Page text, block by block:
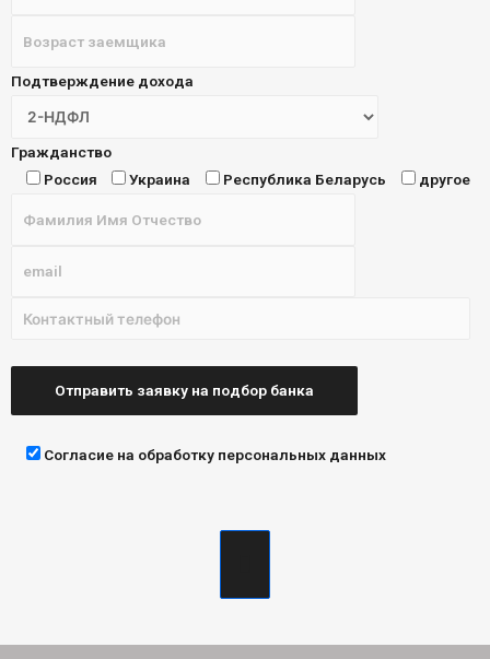
Подтверждение дохода
Гражданство
Россия
Украина Республика Беларусь другое
Согласие на обработку персональных данных